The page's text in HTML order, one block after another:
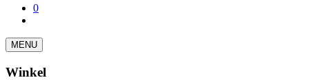
0
MENU
Winkel